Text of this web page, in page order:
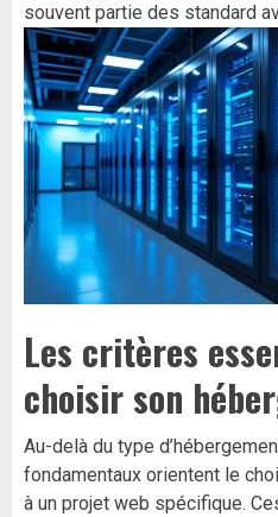
souvent partie des standard
Les critères
choisir son
Au-delà du type
fondamentaux orientent le
à un projet web spécifique.